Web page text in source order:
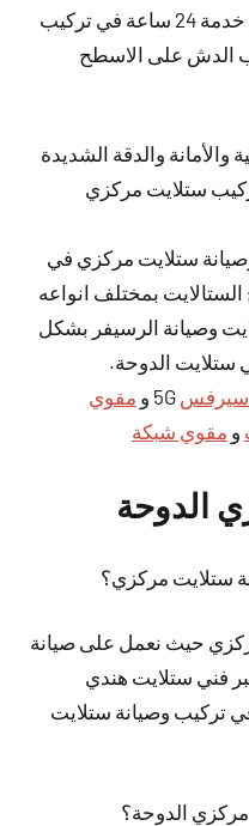
يعمل فني تصليح ستلايت مركزي خدمة 24 ساعة في تركيب
الدش على الاسطح
والأمانة والدقة الشديدة
ستلايت مركزي
ستلايت مركزي في
بمختلف انواعه
وصيانة الرسيفر بشكل
ستلايت الدوحة.
سيرفس 5G و
مقوي
و مقوي شبكة
الدوحة
ستلايت مركزي؟
حيث نعمل على صيانة
فني ستلايت هندي
تركيب وصيانة ستلايت
الدوحة؟